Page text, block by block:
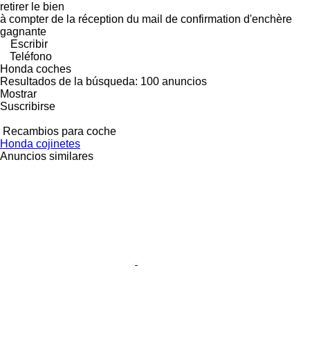
retirer le bien
à compter de la réception du mail de confirmation d'enchère
gagnante
Escribir
Teléfono
Honda coches
Resultados de la búsqueda: 100 anuncios
Mostrar
Suscribirse
Recambios para coche
Honda cojinetes
Anuncios similares